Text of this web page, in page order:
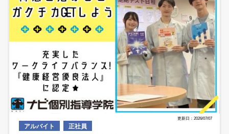
更新日：2026/07/07
アルバイト 正社員